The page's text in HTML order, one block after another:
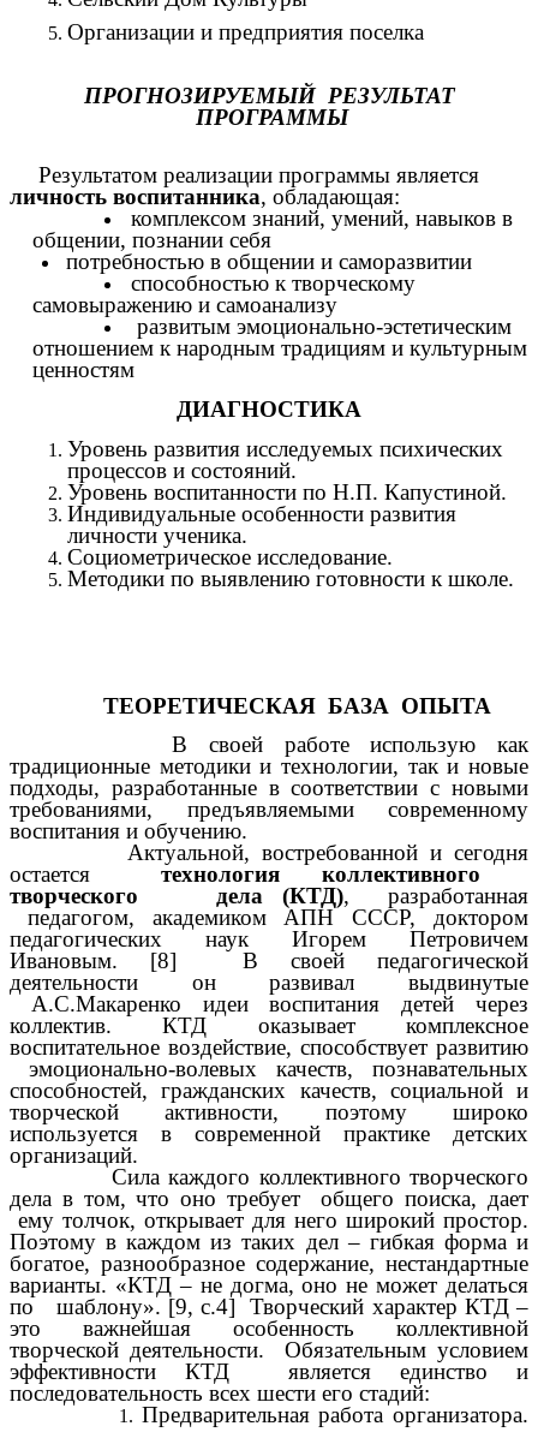
Организации и предприятия поселка
ПРОГНОЗИРУЕМЫЙ РЕЗУЛЬТАТ
ПРОГРАММЫ
Результатом реализации программы является
личность воспитанника, обладающая:
комплексом знаний, умений, навыков в
общении, познании себя
потребностью в общении и саморазвитии
способностью к творческому
самовыражению и самоанализу
развитым эмоционально-эстетическим
отношением к народным традициям и культурным
ценностям
ДИАГНОСТИКА
Уровень развития исследуемых психических
процессов и состояний.
Уровень воспитанности по Н.П. Капустиной.
Индивидуальные особенности развития
личности ученика.
Социометрическое исследование.
Методики по выявлению готовности к школе.
ТЕОРЕТИЧЕСКАЯ БАЗА ОПЫТА
В своей работе использую как
традиционные методики и технологии, так и новые
подходы, разработанные в соответствии с новыми
требованиями, предъявляемыми современному
воспитания и обучению.
Актуальной, востребованной и сегодня
остается технология коллективного
творческого дела (КТД), разработанная
педагогом, академиком АПН СССР, доктором
педагогических наук Игорем Петровичем
Ивановым. [8] В своей педагогической
деятельности он развивал выдвинутые
А.С.Макаренко идеи воспитания детей через
коллектив. КТД оказывает комплексное
воспитательное воздействие, способствует развитию
эмоционально-волевых качеств, познавательных
способностей, гражданских качеств, социальной и
творческой активности, поэтому широко
используется в современной практике детских
организаций.
Сила каждого коллективного творческого
дела в том, что оно требует общего поиска, дает
ему толчок, открывает для него широкий простор.
Поэтому в каждом из таких дел – гибкая форма и
богатое, разнообразное содержание, нестандартные
варианты. «КТД – не догма, оно не может делаться
по шаблону». [9, с.4] Творческий характер КТД –
это важнейшая особенность коллективной
творческой деятельности. Обязательным условием
эффективности КТД является единство и
последовательность всех шести его стадий:
Предварительная работа организатора.